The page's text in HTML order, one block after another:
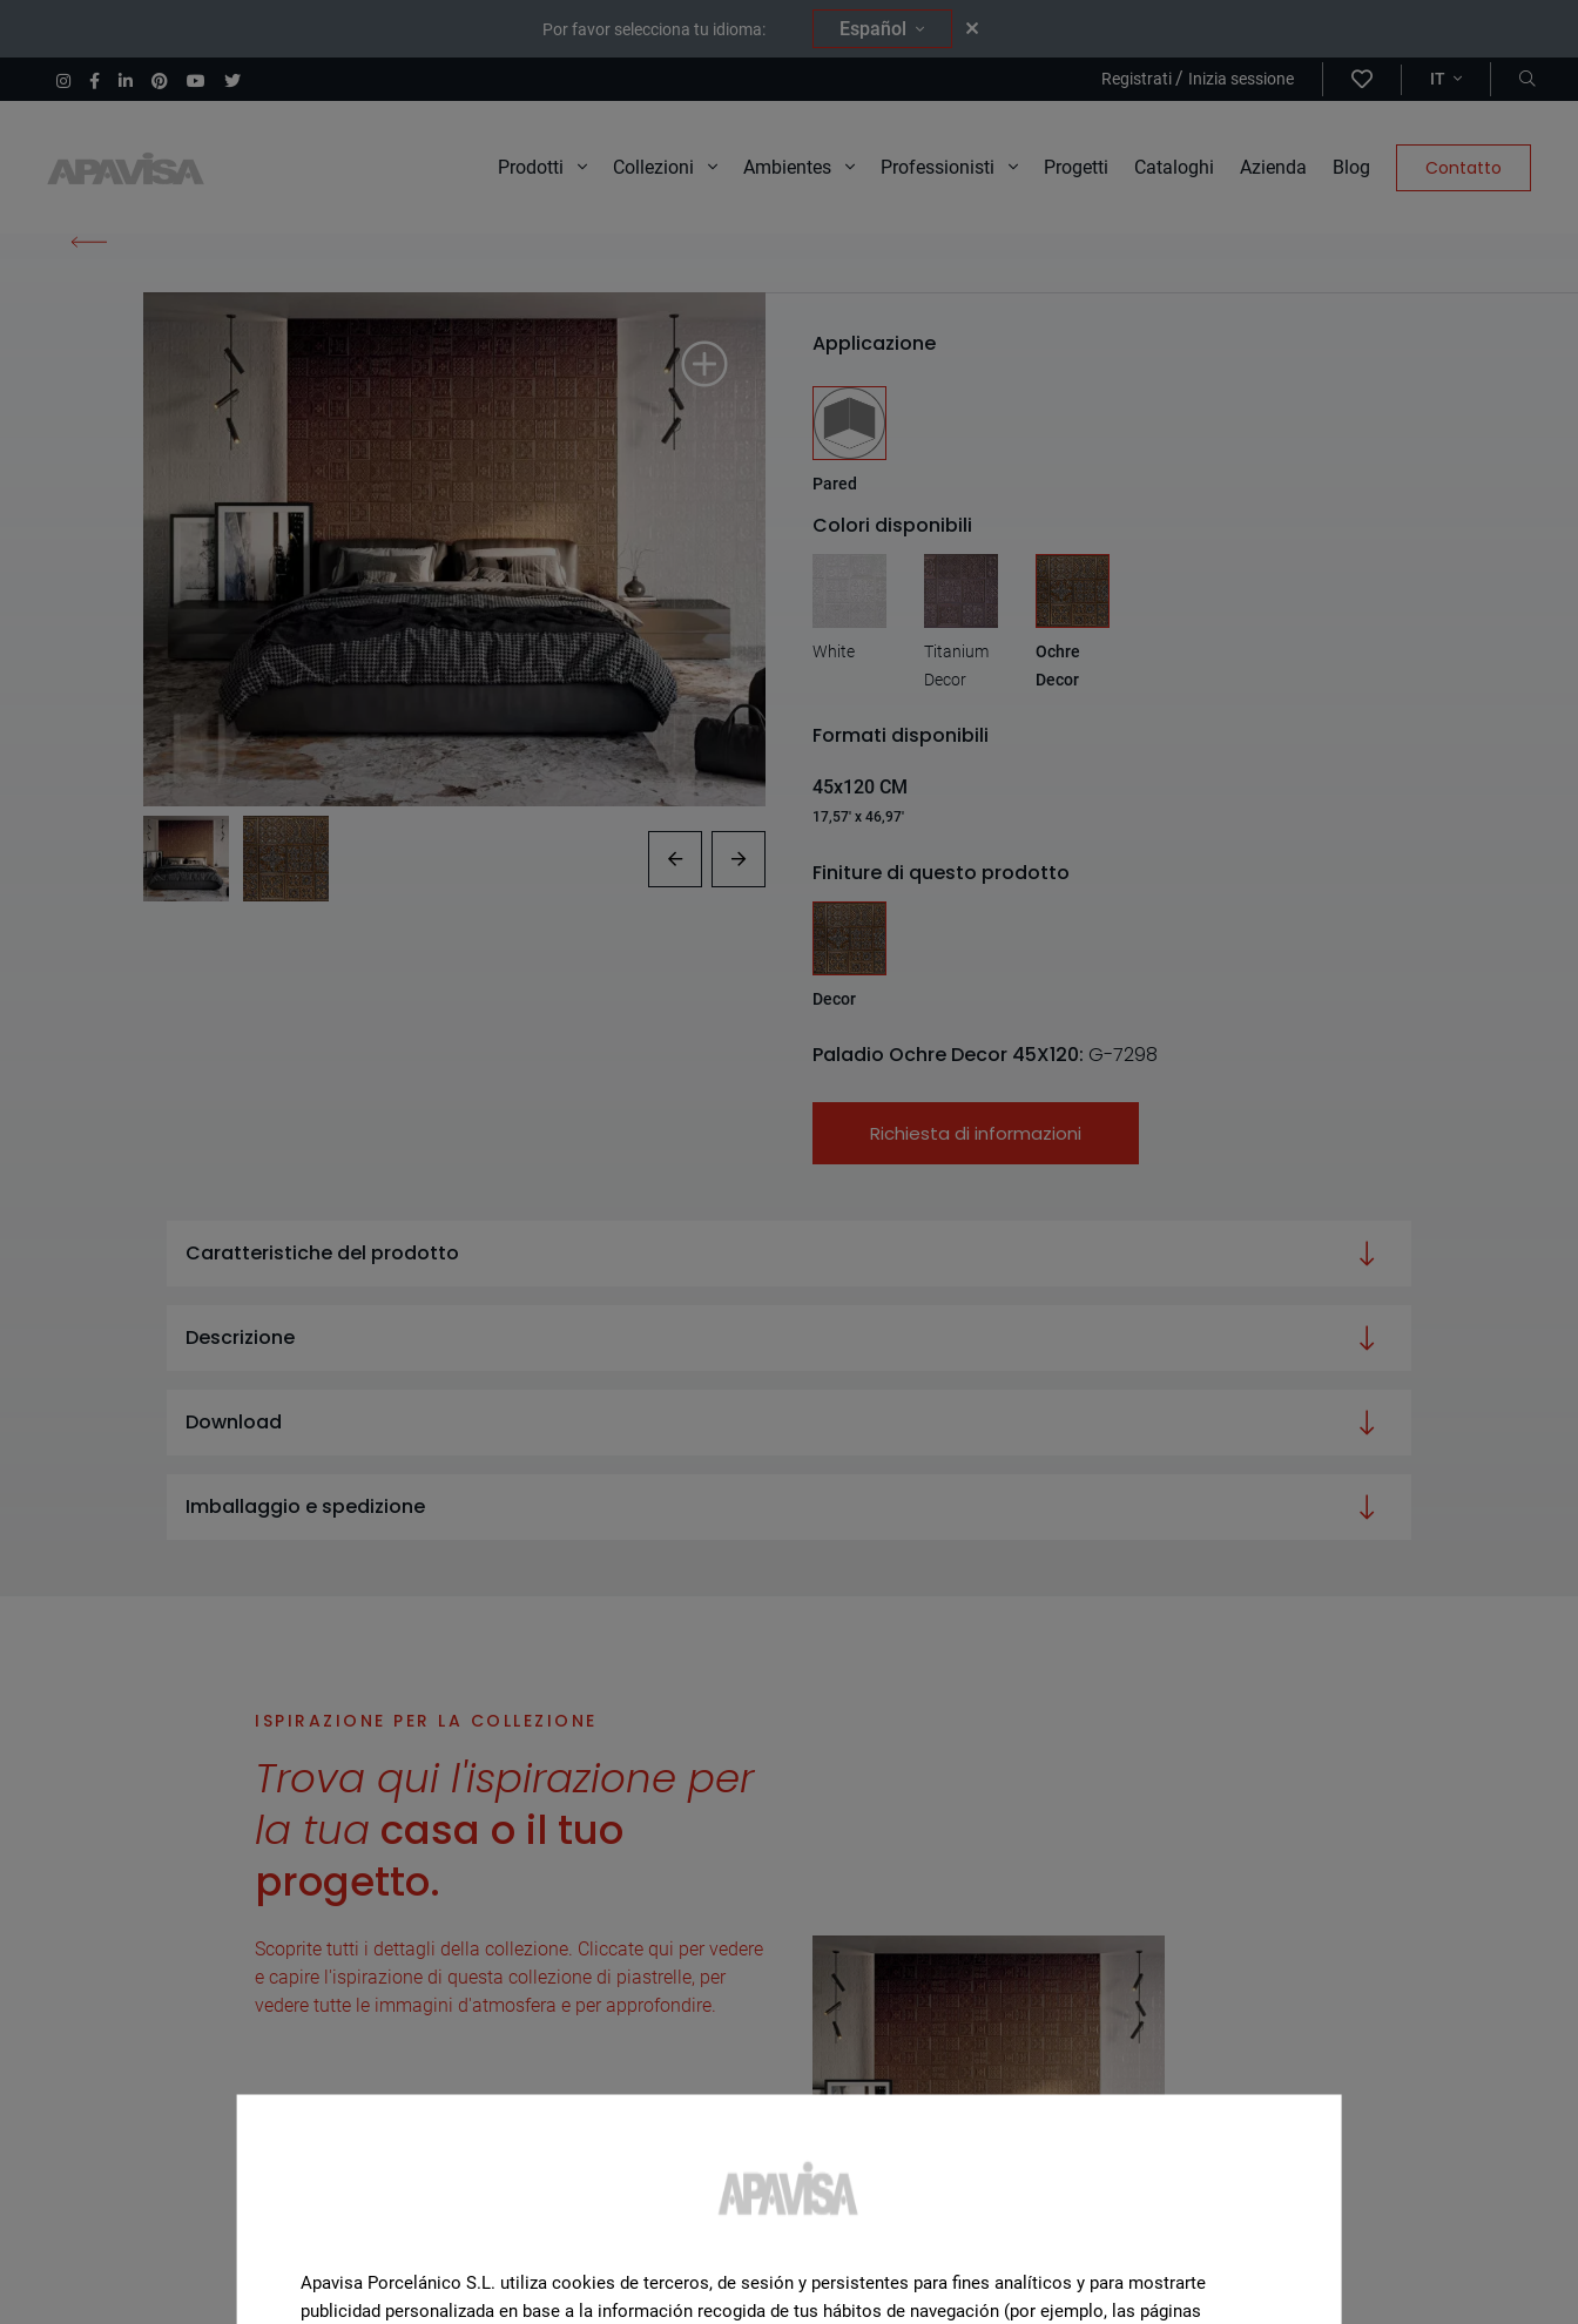
Por favor selecciona tu idioma: Español
Registrati/ Inizia sessione IT
Prodotti Collezioni Ambientes Professionisti Progetti Cataloghi Azienda Blog Contatto
Applicazione
Pared
Colori disponibili
White
Titanium
Decor
Ochre
Decor
Formati disponibili
45x120 CM
17,57' x 46,97'
Finiture di questo prodotto
Decor
Paladio Ochre Decor 45X120: G-7298
Richiesta di informazioni
Caratteristiche del prodotto
Descrizione
Download
Imballaggio e spedizione
ISPIRAZIONE PER LA COLLEZIONE
Trova qui l'ispirazione per
la tua casa o il tuo
progetto.
Scoprite tutti i dettagli della collezione. Cliccate qui per vedere
e capire l'ispirazione di questa collezione di piastrelle, per
vedere tutte le immagini d'atmosfera e per approfondire.
Apavisa Porcelánico S.L. utiliza cookies de terceros, de sesión y persistentes para fines analíticos y para mostrarte
publicidad personalizada en base a la información recogida de tus hábitos de navegación (por ejemplo, las páginas